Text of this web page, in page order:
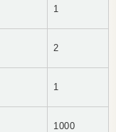
1
2
1
1000